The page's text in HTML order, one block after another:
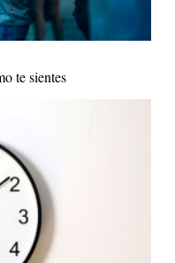
te sientes